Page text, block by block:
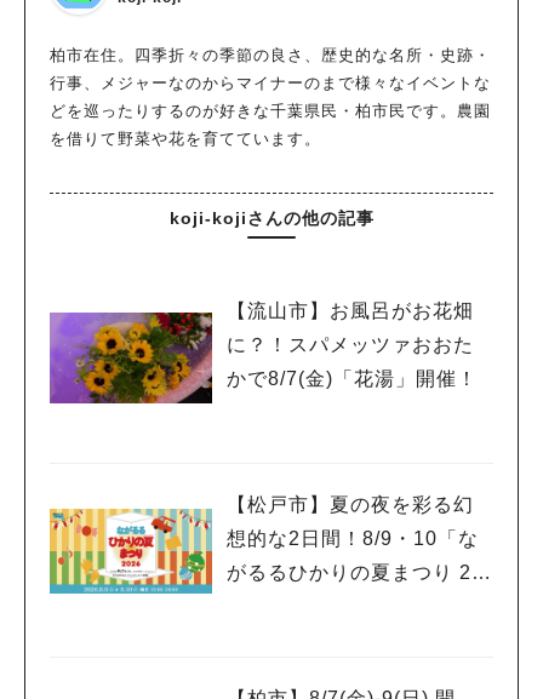
柏市在住。四季折々の季節の良さ、歴史的な名所・史跡・
行事、メジャーなのからマイナーのまで様々なイベントな
どを巡ったりするのが好きな千葉県民・柏市民です。農園
を借りて野菜や花を育てています。
koji-kojiさんの他の記事
【流山市】お風呂がお花畑
に？！スパメッツァおおた
かで8/7(金)「花湯」開催！
【松戸市】夏の夜を彩る幻
想的な2日間！8/9・10「な
がるるひかりの夏まつり 20